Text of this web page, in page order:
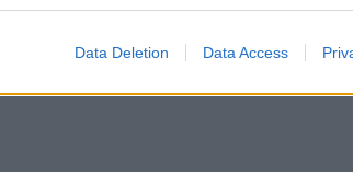
Data Deletion Data Access
η
Alpha Bank και η Eurobank με